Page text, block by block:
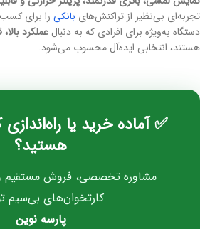
تجربه‌ای بی‌نظیر از تراکنش‌های بانکی را برای
دستگاه به‌ویژه برای افرادی که به دنبال عملکرد
هستند، انتخابی ایده‌آل محسوب می‌شود.
✅ آماده خرید یا
هستید؟
مشاوره تخصصی، فروش مستقیم
کارتخوان‌های بی‌سیم
پارسه نوین